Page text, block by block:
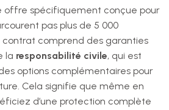
offre spécifiquement conçue pour
pas plus de 5 000
contrat comprend des garanties
la responsabilité civile, qui est
options complémentaires pour
Cela signifie que même en
d’une protection complète